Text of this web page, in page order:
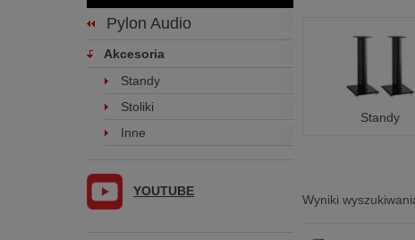
Standy
Wyniki
Pylon Audio
Akcesoria
Standy
Stoliki
Inne
YOUTUBE